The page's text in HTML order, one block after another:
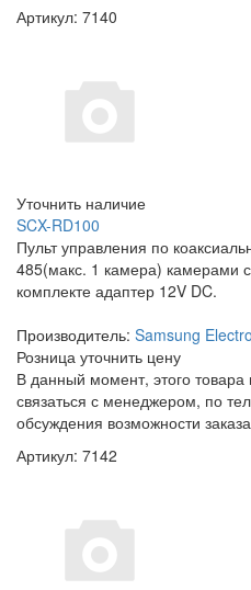
Артикул: 7140
Уточнить наличие
SCX-RD100
Пульт управления по
485(макс. 1 камера) камерами
комплекте адаптер 12V DC.
Производитель: Samsung
Розница уточнить цену
В данный момент, этого
связаться с менеджером, по
обсуждения возможности
Артикул: 7142